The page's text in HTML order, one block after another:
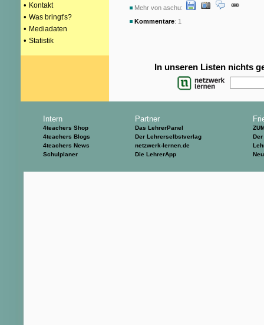
• Kontakt
• Was bringt's?
• Mediadaten
• Statistik
Mehr von aschu:
Kommentare: 1
In unseren Listen nichts
Intern
4teachers Shop
4teachers Blogs
4teachers News
Schulplaner
Partner
Das LehrerPanel
Der Lehrerselbstverlag
netzwerk-lernen.de
Die LehrerApp